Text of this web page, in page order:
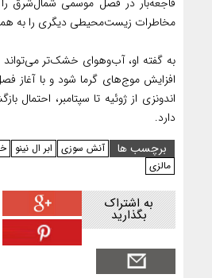
مخاطرات زیست‌محیطی دیگری را به
به گفته او، آب‌وهوای خشک‌تر می‌تواند
افزایش موج‌های گرما شود و با آغاز
اندونزی از ژوئیه تا سپتامبر، احتمال
دارد.
برچسب ها
آنش سوزی ابر ال نینو
مالزی
به اشتراک
بگذارید